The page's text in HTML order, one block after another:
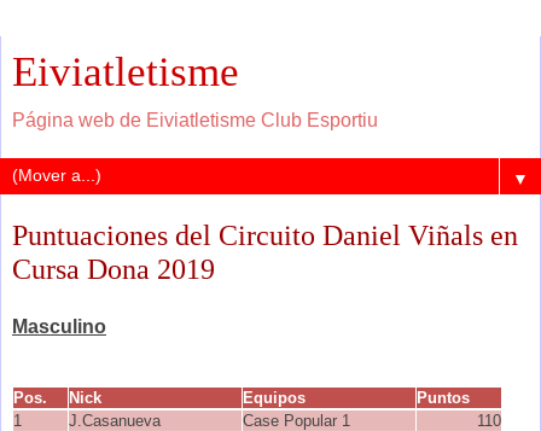
Eiviatletisme
Página web de Eiviatletisme Club Esportiu
▼
Puntuaciones del Circuito Daniel Viñals en
Cursa Dona 2019
Masculino
Pos. Nick Equipos
Puntos
1
J.Casanueva Case Popular 1
110